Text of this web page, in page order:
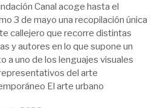
Canal acoge hasta el
3 de mayo una recopilación única
callejero que recorre distintas
y autores en lo que supone un
a uno de los lenguajes visuales
del arte
El arte urbano